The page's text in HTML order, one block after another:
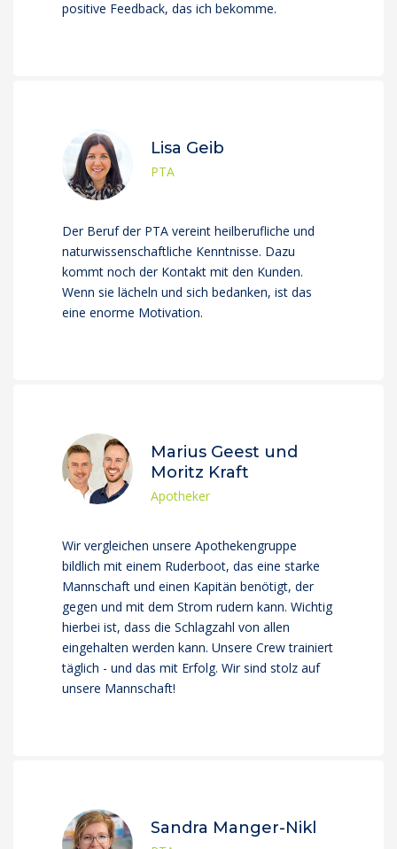
positive Feedback, das ich bekomme.
Lisa Geib
PTA
Der Beruf der PTA vereint heilberufliche und
naturwissenschaftliche Kenntnisse. Dazu
kommt noch der Kontakt mit den Kunden.
Wenn sie lächeln und sich bedanken, ist das
eine enorme Motivation.
Marius Geest und
Moritz Kraft
Apotheker
Wir vergleichen unsere Apothekengruppe
bildlich mit einem Ruderboot, das eine starke
Mannschaft und einen Kapitän benötigt, der
gegen und mit dem Strom rudern kann. Wichtig
hierbei ist, dass die Schlagzahl von allen
eingehalten werden kann. Unsere Crew trainiert
täglich - und das mit Erfolg. Wir sind stolz auf
unsere Mannschaft!
Sandra Manger-Nikl